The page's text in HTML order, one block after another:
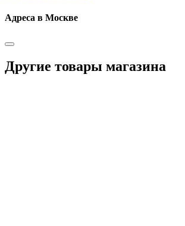
Адреса в Москве
Другие товары магазина